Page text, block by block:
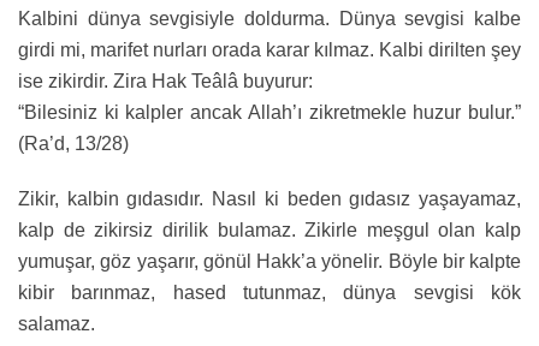
Kalbini dünya sevgisiyle doldurma. Dünya sevgisi kalbe
girdi mi, marifet nurları orada karar kılmaz. Kalbi dirilten şey
ise zikirdir. Zira Hak Teâlâ buyurur:
“Bilesiniz ki kalpler ancak Allah’ı zikretmekle huzur bulur.”
(Ra’d, 13/28)
Zikir, kalbin gıdasıdır. Nasıl ki beden gıdasız yaşayamaz,
kalp de zikirsiz dirilik bulamaz. Zikirle meşgul olan kalp
yumuşar, göz yaşarır, gönül Hakk’a yönelir. Böyle bir kalpte
kibir barınmaz, hased tutunmaz, dünya sevgisi kök
salamaz.